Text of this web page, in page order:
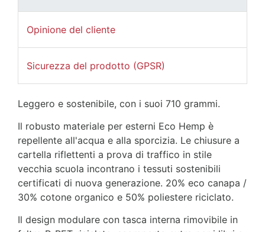
Opinione del cliente
Sicurezza del prodotto (GPSR)
Leggero e sostenibile, con i suoi 710 grammi.
Il robusto materiale per esterni Eco Hemp è
repellente all'acqua e alla sporcizia. Le chiusure a
cartella riflettenti a prova di traffico in stile
vecchia scuola incontrano i tessuti sostenibili
certificati di nuova generazione. 20% eco canapa /
30% cotone organico e 50% poliestere riciclato.
Il design modulare con tasca interna rimovibile in